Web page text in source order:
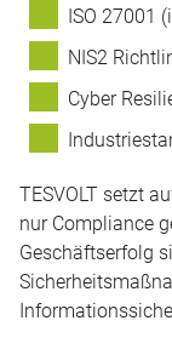
ISO 27001
NIS2
Cyber
TESVOLT setzt
nur Compliance
Geschäftserfolg